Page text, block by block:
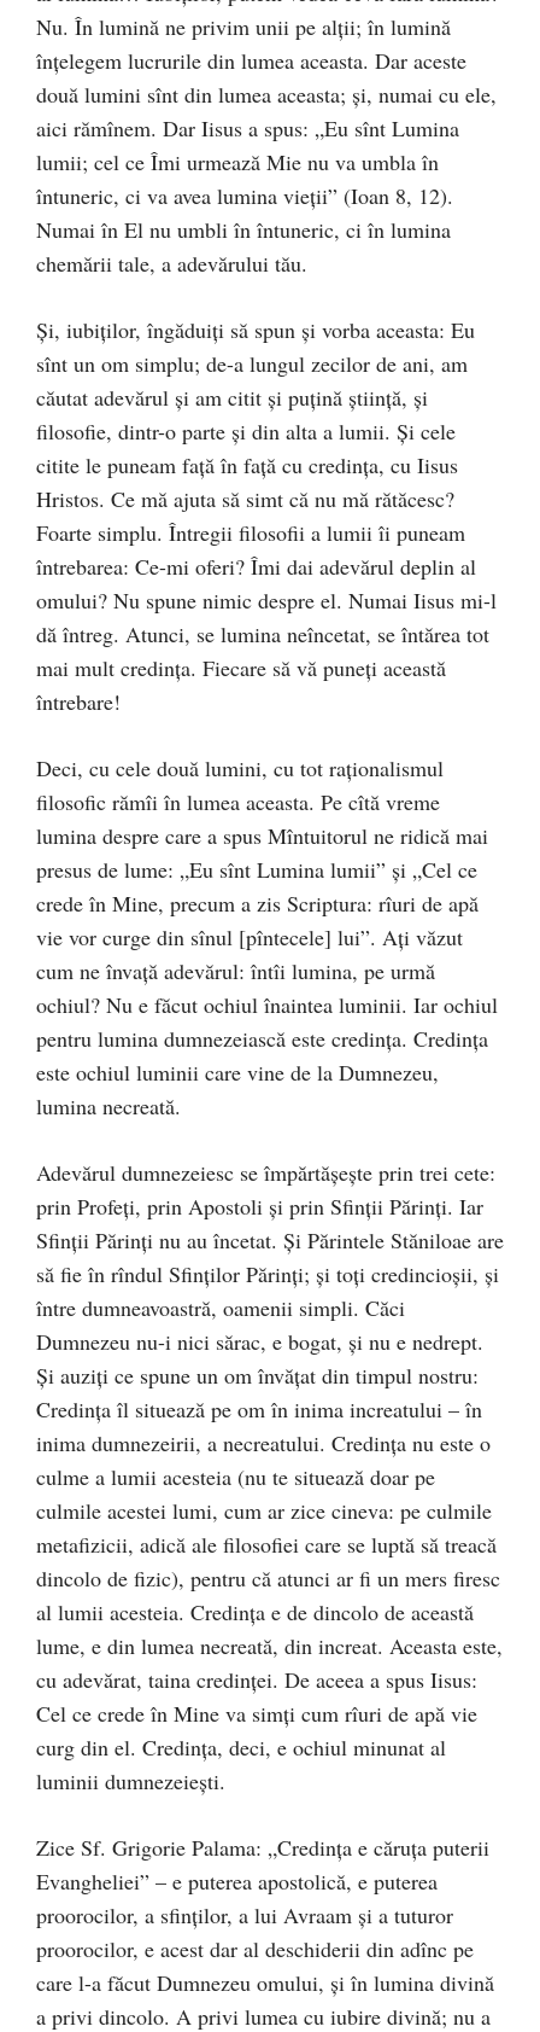
Nu. În lumină ne privim unii pe alţii; în lumină
înţelegem lucrurile din lumea aceasta. Dar aceste
două lumini sînt din lumea aceasta; şi, numai cu ele,
aici rămînem. Dar Iisus a spus: „Eu sînt Lumina
lumii; cel ce Îmi urmează Mie nu va umbla în
întuneric, ci va avea lumina vieţii” (Ioan 8, 12).
Numai în El nu umbli în întuneric, ci în lumina
chemării tale, a adevărului tău.
Şi, iubiţilor, îngăduiţi să spun şi vorba aceasta: Eu
sînt un om simplu; de-a lungul zecilor de ani, am
căutat adevărul şi am citit şi puţină ştiinţă, şi
filosofie, dintr-o parte şi din alta a lumii. Şi cele
citite le puneam faţă în faţă cu credinţa, cu Iisus
Hristos. Ce mă ajuta să simt că nu mă rătăcesc?
Foarte simplu. Întregii filosofii a lumii îi puneam
întrebarea: Ce-mi oferi? Îmi dai adevărul deplin al
omului? Nu spune nimic despre el. Numai Iisus mi-l
dă întreg. Atunci, se lumina neîncetat, se întărea tot
mai mult credinţa. Fiecare să vă puneţi această
întrebare!
Deci, cu cele două lumini, cu tot raţionalismul
filosofic rămîi în lumea aceasta. Pe cîtă vreme
lumina despre care a spus Mîntuitorul ne ridică mai
presus de lume: „Eu sînt Lumina lumii” şi „Cel ce
crede în Mine, precum a zis Scriptura: rîuri de apă
vie vor curge din sînul [pîntecele] lui”. Aţi văzut
cum ne învaţă adevărul: întîi lumina, pe urmă
ochiul? Nu e făcut ochiul înaintea luminii. Iar ochiul
pentru lumina dumnezeiască este credinţa. Credinţa
este ochiul luminii care vine de la Dumnezeu,
lumina necreată.
Adevărul dumnezeiesc se împărtăşeşte prin trei cete:
prin Profeţi, prin Apostoli şi prin Sfinţii Părinţi. Iar
Sfinţii Părinţi nu au încetat. Şi Părintele Stăniloae are
să fie în rîndul Sfinţilor Părinţi; şi toţi credincioşii, şi
între dumneavoastră, oamenii simpli. Căci
Dumnezeu nu-i nici sărac, e bogat, şi nu e nedrept.
Şi auziţi ce spune un om învăţat din timpul nostru:
Credinţa îl situează pe om în inima increatului – în
inima dumnezeirii, a necreatului. Credinţa nu este o
culme a lumii acesteia (nu te situează doar pe
culmile acestei lumi, cum ar zice cineva: pe culmile
metafizicii, adică ale filosofiei care se luptă să treacă
dincolo de fizic), pentru că atunci ar fi un mers firesc
al lumii acesteia. Credinţa e de dincolo de această
lume, e din lumea necreată, din increat. Aceasta este,
cu adevărat, taina credinţei. De aceea a spus Iisus:
Cel ce crede în Mine va simţi cum rîuri de apă vie
curg din el. Credinţa, deci, e ochiul minunat al
luminii dumnezeieşti.
Zice Sf. Grigorie Palama: „Credinţa e căruţa puterii
Evangheliei” – e puterea apostolică, e puterea
proorocilor, a sfinţilor, a lui Avraam şi a tuturor
proorocilor, e acest dar al deschiderii din adînc pe
care l-a făcut Dumnezeu omului, şi în lumina divină
a privi dincolo. A privi lumea cu iubire divină; nu a